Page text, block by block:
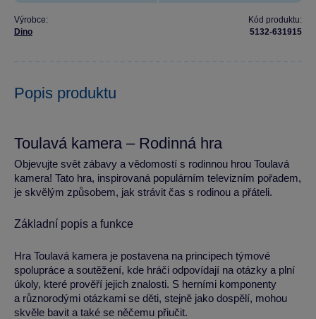
Výrobce:
Dino
Kód produktu:
5132-631915
Popis produktu
Toulavá kamera – Rodinná hra
Objevujte svět zábavy a vědomostí s rodinnou hrou Toulavá
kamera! Tato hra, inspirovaná populárním televizním pořadem,
je skvělým způsobem, jak strávit čas s rodinou a přáteli.
Základní popis a funkce
Hra Toulavá kamera je postavena na principech týmové
spolupráce a soutěžení, kde hráči odpovídají na otázky a plní
úkoly, které prověří jejich znalosti. S herními komponenty
a různorodými otázkami se děti, stejně jako dospělí, mohou
skvěle bavit a také se něčemu přiučit.